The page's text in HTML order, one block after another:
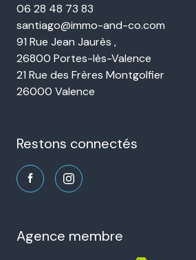
06 28 48 73 83
santiago@immo-and-co.com
91 Rue Jean Jaurès ,
26800 Portes-lès-Valence
21 Rue des Frères Montgolfier
26000 Valence
restons connectés
agence membre